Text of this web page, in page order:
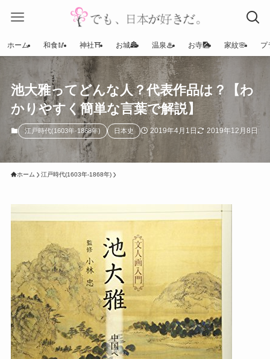
ホーム 和食🥢 神社⛩ お城🏯 温泉♨ お寺🎑 家紋🌸 プ
池大雅ってどんな人？代表作品は？【わ
かりやすく簡単な言葉で解説】
江戸時代(1603年-1868年) 日本史 2019年4月1日 2019年12月8日
ホーム 江戸時代(1603年-1868年)